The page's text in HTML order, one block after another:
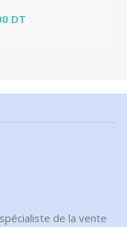
DT
de la vente